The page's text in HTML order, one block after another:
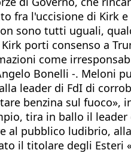
fra l'uccisione di Kirk
tutti uguali,
porti consenso a
come
Bonelli -. Meloni
leader di FdI di
benzina sul fuoco»,
tira in ballo il
al pubblico ludibrio,
il titolare degli